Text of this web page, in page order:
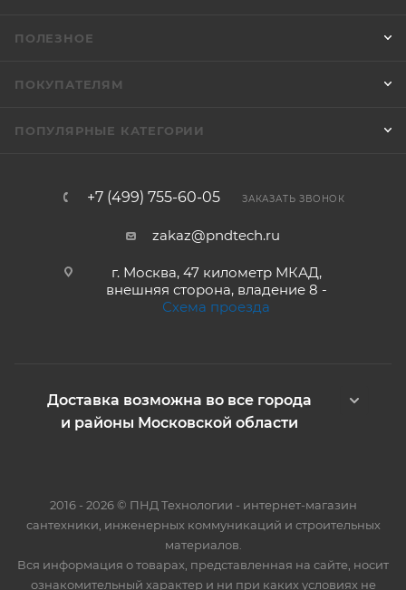
ПОЛЕЗНОЕ
ПОКУПАТЕЛЯМ
ПОПУЛЯРНЫЕ КАТЕГОРИИ
+7 (499) 755-60-05 ЗАКАЗАТЬ ЗВОНОК
zakaz@pndtech.ru
г. Москва, 47 километр МКАД,
внешняя сторона, владение 8 -
Схема проезда
Доставка возможна во все города
и районы Московской области
2016 - 2026 © ПНД Технологии - интернет-магазин
сантехники, инженерных коммуникаций и строительных
материалов.
Вся информация о товарах, представленная на сайте, носит
ознакомительный характер и ни при каких условиях не